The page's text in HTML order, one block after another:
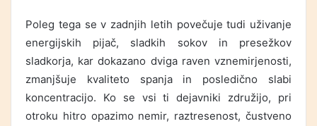
Poleg tega se v zadnjih letih povečuje tudi uživanje
energijskih pijač, sladkih sokov in presežkov
sladkorja, kar dokazano dviga raven vznemirjenosti,
zmanjšuje kvaliteto spanja in posledično slabi
koncentracijo. Ko se vsi ti dejavniki združijo, pri
otroku hitro opazimo nemir, raztresenost, čustveno